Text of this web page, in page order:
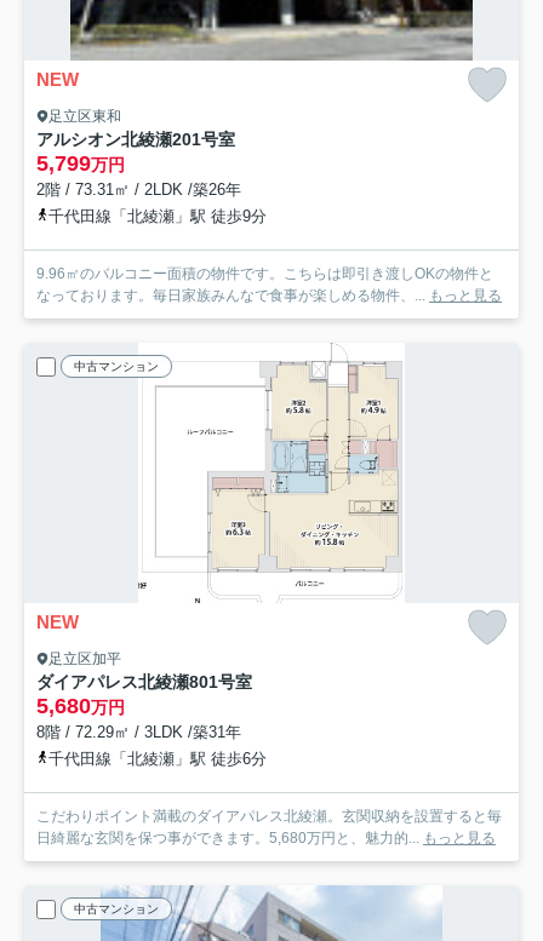
NEW
足立区東和
アルシオン北綾瀬201号室
5,799万円
2階 / 73.31㎡ / 2LDK /築26年
千代田線「北綾瀬」駅 徒歩9分
9.96㎡のバルコニー面積の物件です。こちらは即引き渡しOKの物件と
なっております。毎日家族みんなで食事が楽しめる物件、... もっと見る
中古マンション
NEW
足立区加平
ダイアパレス北綾瀬801号室
5,680万円
8階 / 72.29㎡ / 3LDK /築31年
千代田線「北綾瀬」駅 徒歩6分
こだわりポイント満載のダイアパレス北綾瀬。玄関収納を設置すると毎
日綺麗な玄関を保つ事ができます。5,680万円と、魅力的... もっと見る
中古マンション